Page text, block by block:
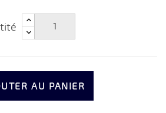
AU PANIER